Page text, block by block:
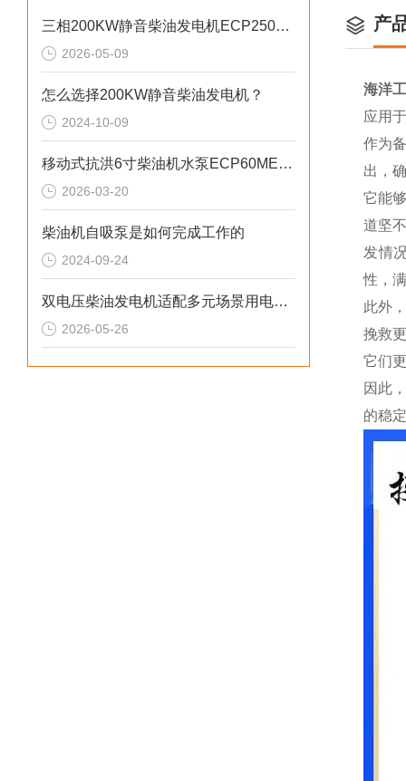
三相200KW静音柴油发电机ECP2500KVA参数介绍
2026-05-09
怎么选择200KW静音柴油发电机？
2024-10-09
移动式抗洪6寸柴油机水泵ECP60ME产品介绍
2026-03-20
柴油机自吸泵是如何完成工作的
2024-09-24
双电压柴油发电机适配多元场景用电需求
2026-05-26
产
海洋
应用
作为
出，
它能
道坚
发情
性，
此外
挽救
它们
因此
的稳